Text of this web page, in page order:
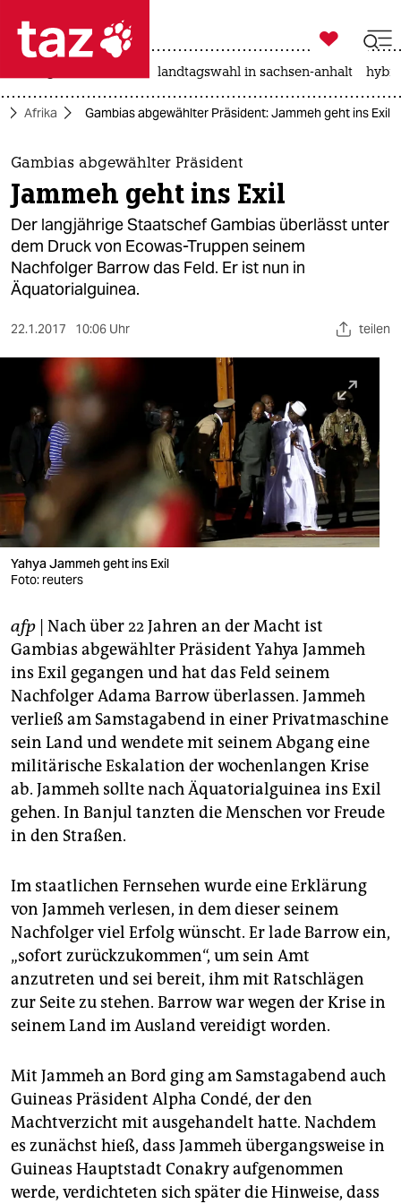
 taz zahl ich
taz zahl ich
themen
politik
öko
gesellschaft
kultur
sport
berlin
nord
wahrheit
verlag
verlag
shop
fragen & hilfe
unterstützen
abo
genossenschaft
epaper login

taz zahl ich
landtagswahl in sachsen-anhalt
Afrika Gambias abgewählter Präsident: Jammeh geht ins Exil
Gambias abgewählter Präsident
Jammeh geht ins Exil
Der langjährige Staatschef Gambias überlässt unter
dem Druck von Ecowas-Truppen seinem
Nachfolger Barrow das Feld. Er ist nun in
Äquatorialguinea.
22.1.2017 10:06 Uhr teilen
Yahya Jammeh geht ins Exil
Foto: reuters
afp | Nach über 22 Jahren an der Macht ist
Gambias abgewählter Präsident Yahya Jammeh
ins Exil gegangen und hat das Feld seinem
Nachfolger Adama Barrow überlassen. Jammeh
verließ am Samstagabend in einer Privatmaschine
sein Land und wendete mit seinem Abgang eine
militärische Eskalation der wochenlangen Krise
ab. Jammeh sollte nach Äquatorialguinea ins Exil
gehen. In Banjul tanzten die Menschen vor Freude
in den Straßen.
Im staatlichen Fernsehen wurde eine Erklärung
von Jammeh verlesen, in dem dieser seinem
Nachfolger viel Erfolg wünscht. Er lade Barrow ein,
„sofort zurückzukommen“, um sein Amt
anzutreten und sei bereit, ihm mit Ratschlägen
zur Seite zu stehen. Barrow war wegen der Krise in
seinem Land im Ausland vereidigt worden.
Mit Jammeh an Bord ging am Samstagabend auch
Guineas Präsident Alpha Condé, der den
Machtverzicht mit ausgehandelt hatte. Nachdem
es zunächst hieß, dass Jammeh übergangsweise in
Guineas Hauptstadt Conakry aufgenommen
werde, verdichteten sich später die Hinweise, dass